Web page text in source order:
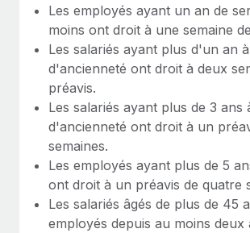
En savoir plus
Comment Phiture gère ses 55
répartis dans 19 pays grâce à
Phiture, un leader notable du conseil en
croissance mobile internationale,
En savoir plus
Les employés ayant un an de
moins ont droit à une semaine
Les salariés ayant plus d'un an
d'ancienneté ont droit à deux
préavis.
Les salariés ayant plus de 3 ans
d'ancienneté ont droit à un
semaines.
Les employés ayant plus de 5
ont droit à un préavis de quatre
Les salariés âgés de plus de 45
employés depuis au moins deux